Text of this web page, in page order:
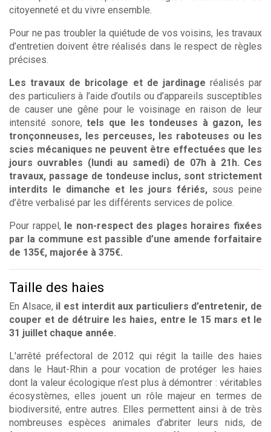
citoyenneté et du vivre ensemble.
Pour ne pas troubler la quiétude de vos voisins, les travaux
d’entretien doivent être réalisés dans le respect de règles
précises.
Les travaux de bricolage et de jardinage réalisés par
des particuliers à l’aide d’outils ou d’appareils susceptibles
de causer une gêne pour le voisinage en raison de leur
intensité sonore,tels que les tondeuses à gazon, les
tronçonneuses, les perceuses, les raboteuses ou les
scies mécaniques ne peuvent être effectuées que les
jours ouvrables (lundi au samedi) de 07h à 21h. Ces
travaux, passage de tondeuse inclus, sont strictement
interdits le dimanche et les jours fériés, sous peine
d’être verbalisé par les différents services de police.
Pour rappel, le non-respect des plages horaires fixées
par la commune est passible d’une amende forfaitaire
de 135€, majorée à 375€.
Taille des haies
En Alsace, il est interdit aux particuliers d’entretenir, de
couper et de détruire les haies, entre le 15 mars et le
31 juillet chaque année.
L'arrêté préfectoral de 2012 qui régit la taille des haies
dans le Haut-Rhin a pour vocation de protéger les haies
dont la valeur écologique n’est plus à démontrer : véritables
écosystèmes, elles jouent un rôle majeur en termes de
biodiversité, entre autres. Elles permettent ainsi à de très
nombreuses espèces animales d’abriter leurs nids, de